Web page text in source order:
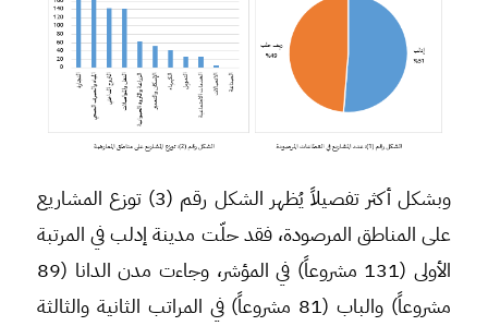
وبشكل أكثر تفصيلاً يُظهر الشكل رقم (3) توزع المشاريع
على المناطق المرصودة، فقد حلّت مدينة إدلب في المرتبة
الأولى (131 مشروعاً) في المؤشر، وجاءت مدن الدانا (89
مشروعاً) والباب (81 مشروعاً) في المراتب الثانية والثالثة